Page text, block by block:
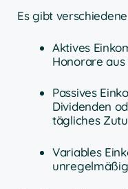
Es gibt
Aktives
Honorare
Passives
Dividenden
tägliches
Variables